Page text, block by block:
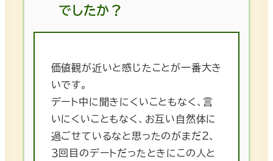
でしたか？
価値観が近いと感じたことが一番大き
いです。
デート中に聞きにくいこともなく、言
いにくいこともなく、お互い自然体に
過ごせているなと思ったのがまだ２、
３回目のデートだったときにこの人と